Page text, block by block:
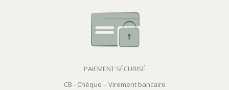
PAIEMENT SÉCURISÉ
CB - Chèque – Virement bancaire